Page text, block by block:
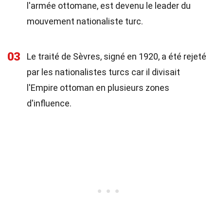
l'armée ottomane, est devenu le leader du
mouvement nationaliste turc.
03
Le traité de Sèvres, signé en 1920, a été rejeté
par les nationalistes turcs car il divisait
l'Empire ottoman en plusieurs zones
d'influence.